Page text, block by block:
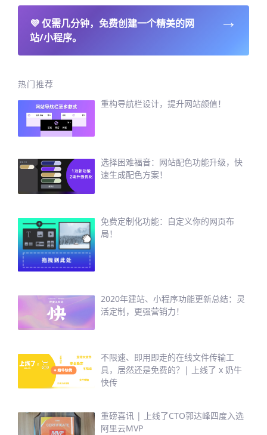
💜仅需几分钟，免费创建一个精美的网
站/小程序。
→
热门推荐
重构导航栏设计，提升网站颜值！
选择困难福音：网站配色功能升级，快
速生成配色方案！
免费定制化功能：自定义你的网页布
局！
2020年建站、小程序功能更新总结：灵
活定制，更强营销力！
不限速、即用即走的在线文件传输工
具，居然还是免费的？| 上线了 x 奶牛
快传
重磅喜讯 | 上线了CTO郭达峰四度入选
阿里云MVP